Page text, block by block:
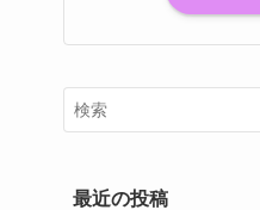
最近の投稿